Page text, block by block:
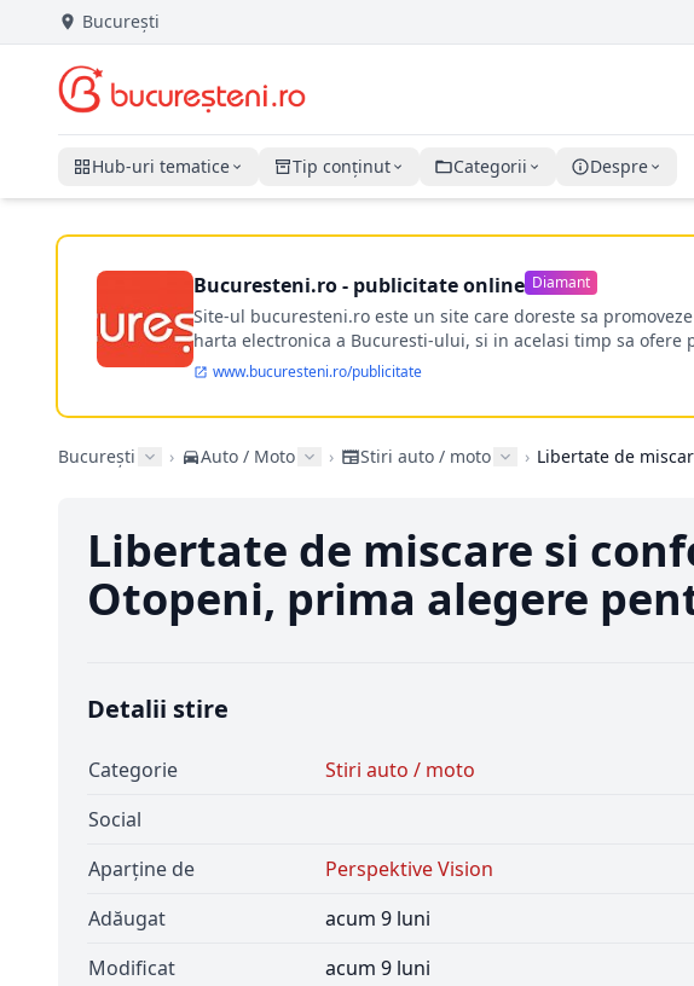
București
Hub-uri tematice Tip conținut Categorii Despre
Bucuresteni.ro - publicitate online Diamant
Site-ul bucuresteni.ro este un site care doreste sa
harta electronica a Bucuresti-ului, si in acelasi timp sa ofere
www.bucuresteni.ro/publicitate
București › Auto / Moto › Stiri auto / moto ›
Libertate de miscare si
Otopeni, prima alegere
Detalii stire
Categorie
Stiri auto / moto
Social
Aparține de
Perspektive Vision
Adăugat
acum 9 luni
Modificat
acum 9 luni